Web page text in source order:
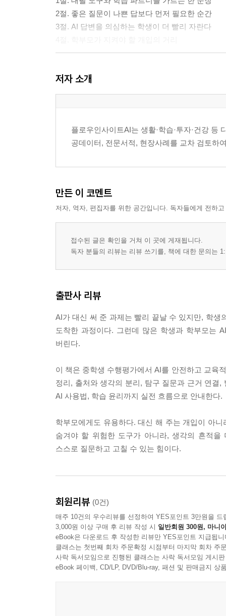
2절. 좋은 질문이 나쁜 답보다 먼저 필요한 순간
3절. AI 답변을 의심하는 학생이 더 빨리 자란다
1절. 막연한 흥미가 탐구 주제로 좁혀지는 길
2절. 너무 큰 주제와 너무 작은 주제를 구분하는 기
4장. 자료 정리는 복붙이 아니라 출처와 생각의 분
4절. 인용과 참고, 표절과 도움의 경계
5장. 탐구 질문은 발표와 보고서의 뼈대가 된다
1절. 질문이 흐리면 자료가 쌓여도 글이 흔들린다
2절. 주장과 근거가 따로 노는 과제의 공통 원인
6장. 발표 구조는 멋진 말보다 청중의 이해 순서
1절. 첫 30초에 주제가 잡히는 발표의 조건
2절. 슬라이드는 글을 줄이고 판단을 남기는 도구
3절. AI가 만든 개요를 학생의 목소리로 바꾸는 법
7장. 보고서 문장은 길게 쓰기보다 분명하게 잇기
1절. 서론은 거창한 문장이 아니라 문제의 문
3절. 결론은 반복이 아니라 배운 점의 재배치
4절. AI 문장을 내 문장으로 낮추는 퇴고 감각
3절. AI 피드백을 점수 올리는 질문으로 바꾸는 법
4절. 제출 전 10분이 수행평가의 인상을 바꾼다
9장. 친구와 함께 쓰는 AI는 협업의 규칙이 필요하다
1절. 조별 과제에서 AI 사용을 숨기면 갈등이 커진다
2절. 역할 분담은 사람에게, 초안 점검은 AI에게
저자 소개
플로우인사이트AI는 생활·학습·투자·건강
공데이터, 전문서적, 현장사례를 교차 검토하
만든 이 코멘트
저자, 역자, 편집자를 위한 공간입니다. 독자들에게 전하
접수된 글은 확인을 거쳐 이 곳에 게재됩니다.
독자 분들의 리뷰는 리뷰 쓰기를, 책에 대한 문의는
출판사 리뷰
AI가 대신 써 준 과제는 빨리 끝날 수 있지만, 학
도착한 과정이다. 그런데 많은 학생과 학부모는
버린다.
이 책은 중학생 수행평가에서 AI를 안전하고 교육
정리, 출처와 생각의 분리, 탐구 질문과 근거 연결
AI 사용법, 학습 윤리까지 실전 흐름으로 안내한다.
학부모에게도 유용하다. 대신 해 주는 개입이 아
숨겨야 할 위험한 도구가 아니라, 생각의 흔적
스스로 질문하고 고칠 수 있는 힘이다.
회원리뷰 (0건)
매주 10건의 우수리뷰를 선정하여 YES포인트 3만원을 드
3,000원 이상 구매 후 리뷰 작성 시 일반회원 300원, 마니
eBook은 다운로드 후 작성한 리뷰만 YES포인트 지급됩니
클래스는 첫번째 회차 주문확정 시점부터 마지막 회차 주
사락 독서모임으로 진행된 클래스는 사락 독서모임 게시
eBook 페이백, CD/LP, DVD/Blu-ray, 패션 및 판매금지 상